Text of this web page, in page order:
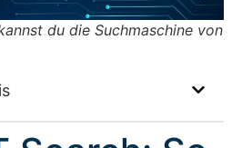
du die Suchmaschine von